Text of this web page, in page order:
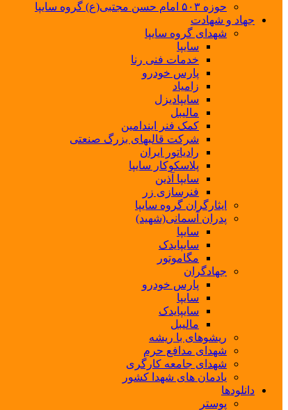
حوزه ۵۰۳ امام حسن مجتبی(ع) گروه سایپا
جهاد و شهادت
شهدای گروه سایپا
سایپا
خدمات فنی رنا
پارس خودرو
زامیاد
سایپادیزل
مالیبل
کمک فنر ایندامین
شرکت قالبهای بزرگ صنعتی
رادیاتور ایران
پلاسکوکار سایپا
سایپا آذین
فنرسازی زر
ایثارگران گروه سایپا
پدران آسمانی(شهید)
سایپا
سایپایدک
مگاموتور
جهادگران
پارس خودرو
سایپا
سایپایدک
مالیبل
ریشوهای با ریشه
شهدای مدافع حرم
شهدای جامعه کارگری
یادمان های شهدا کشور
دانلودها
پوستر